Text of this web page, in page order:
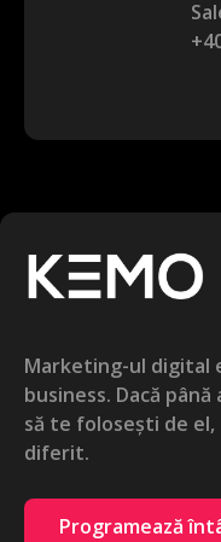
Marketing-ul digital
business. Dacă
să te folosești de
diferit.
Programează